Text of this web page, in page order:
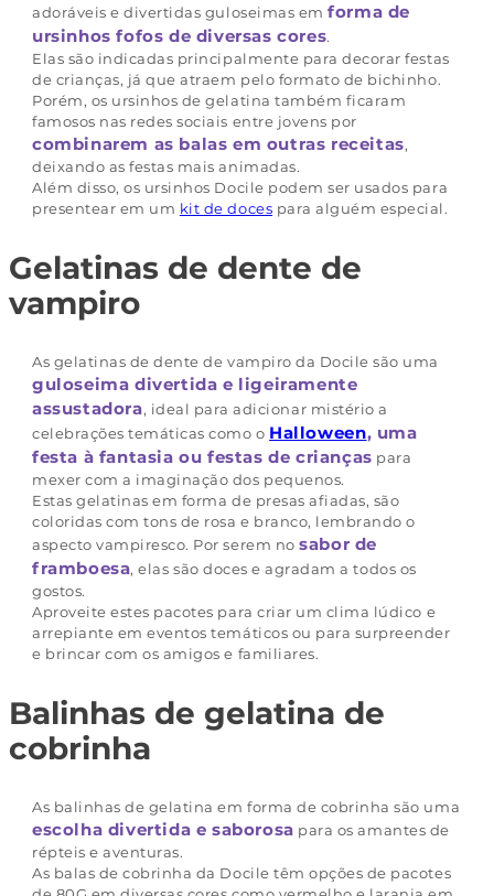
adoráveis e divertidas guloseimas emforma de
ursinhos fofos de diversas cores.
Elas são indicadas principalmente para decorar festas
de crianças, já que atraem pelo formato de bichinho.
Porém, os ursinhos de gelatina também ficaram
famosos nas redes sociais entre jovens por
combinarem as balas em outras receitas,
deixando as festas mais animadas.
Além disso, os ursinhos Docile podem ser usados para
presentear em um kit de doces para alguém especial.
Gelatinas de dente de
vampiro
As gelatinas de dente de vampiro da Docile são uma
guloseima divertida e ligeiramente
assustadora, ideal para adicionar mistério a
celebrações temáticas como o Halloween, uma
festa à fantasia ou festas de crianças para
mexer com a imaginação dos pequenos.
Estas gelatinas em forma de presas afiadas, são
coloridas com tons de rosa e branco, lembrando o
aspecto vampiresco. Por serem nosabor de
framboesa, elas são doces e agradam a todos os
gostos.
Aproveite estes pacotes para criar um clima lúdico e
arrepiante em eventos temáticos ou para surpreender
e brincar com os amigos e familiares.
Balinhas de gelatina de
cobrinha
As balinhas de gelatina em forma de cobrinha são uma
escolha divertida e saborosa para os amantes de
répteis e aventuras.
As balas de cobrinha da Docile têm opções de pacotes